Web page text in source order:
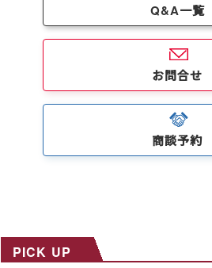
Q&A一覧
お問合せ
商談予約
PICK UP